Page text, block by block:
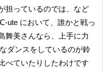
担っているのでは、など
ute において、誰かと戦っ
舞美さんなら、上手に力
ダンスをしているのが鈴
べていたりしたわけです